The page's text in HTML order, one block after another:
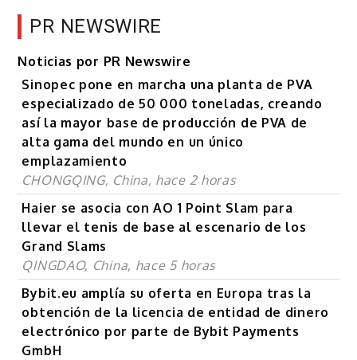
PR NEWSWIRE
Noticias por PR Newswire
Sinopec pone en marcha una planta de PVA
especializado de 50 000 toneladas, creando
así la mayor base de producción de PVA de
alta gama del mundo en un único
emplazamiento
CHONGQING, China, hace 2 horas
Haier se asocia con AO 1 Point Slam para
llevar el tenis de base al escenario de los
Grand Slams
QINGDAO, China, hace 5 horas
Bybit.eu amplía su oferta en Europa tras la
obtención de la licencia de entidad de dinero
electrónico por parte de Bybit Payments
GmbH